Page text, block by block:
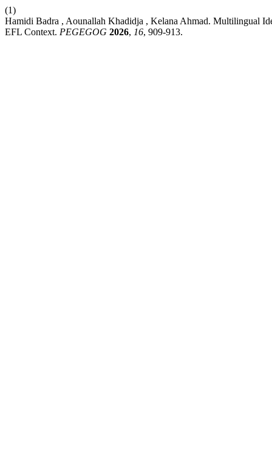
(1)
Hamidi Badra , Aounallah Khadidja , Kelana Ahmad. Multilingual
EFL Context. PEGEGOG 2026, 16, 909-913.